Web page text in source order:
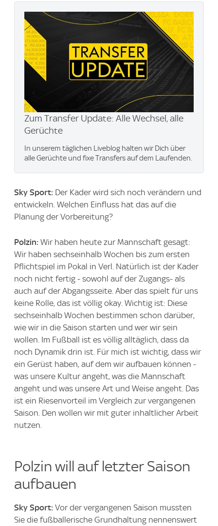
Zum Transfer Update: Alle Wechsel, alle
Gerüchte
In unserem täglichen Liveblog halten wir Dich über
alle Gerüchte und fixe Transfers auf dem Laufenden.
Sky Sport: Der Kader wird sich noch verändern und
entwickeln. Welchen Einfluss hat das auf die
Planung der Vorbereitung?
Polzin: Wir haben heute zur Mannschaft gesagt:
Wir haben sechseinhalb Wochen bis zum ersten
Pflichtspiel im Pokal in Verl. Natürlich ist der Kader
noch nicht fertig - sowohl auf der Zugangs- als
auch auf der Abgangsseite. Aber das spielt für uns
keine Rolle, das ist völlig okay. Wichtig ist: Diese
sechseinhalb Wochen bestimmen schon darüber,
wie wir in die Saison starten und wer wir sein
wollen. Im Fußball ist es völlig alltäglich, dass da
noch Dynamik drin ist. Für mich ist wichtig, dass wir
ein Gerüst haben, auf dem wir aufbauen können -
was unsere Kultur angeht, was die Mannschaft
angeht und was unsere Art und Weise angeht. Das
ist ein Riesenvorteil im Vergleich zur vergangenen
Saison. Den wollen wir mit guter inhaltlicher Arbeit
nutzen.
Polzin will auf letzter Saison
aufbauen
Sky Sport: Vor der vergangenen Saison mussten
Sie die fußballerische Grundhaltung nennenswert